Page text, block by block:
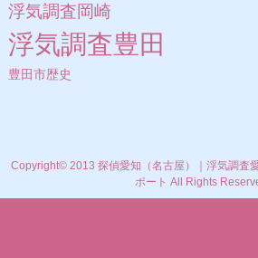
浮気調査岡崎
浮気調査豊田
豊田市歴史
Copyright© 2013 探偵愛知（名古屋）｜浮気調査
ポート All Rights